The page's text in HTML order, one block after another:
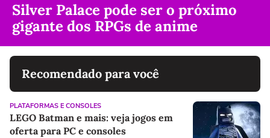
Silver Palace pode ser o próximo
gigante dos RPGs de anime
Recomendado para você
PLATAFORMAS E CONSOLES
LEGO Batman e mais: veja jogos em
oferta para PC e consoles